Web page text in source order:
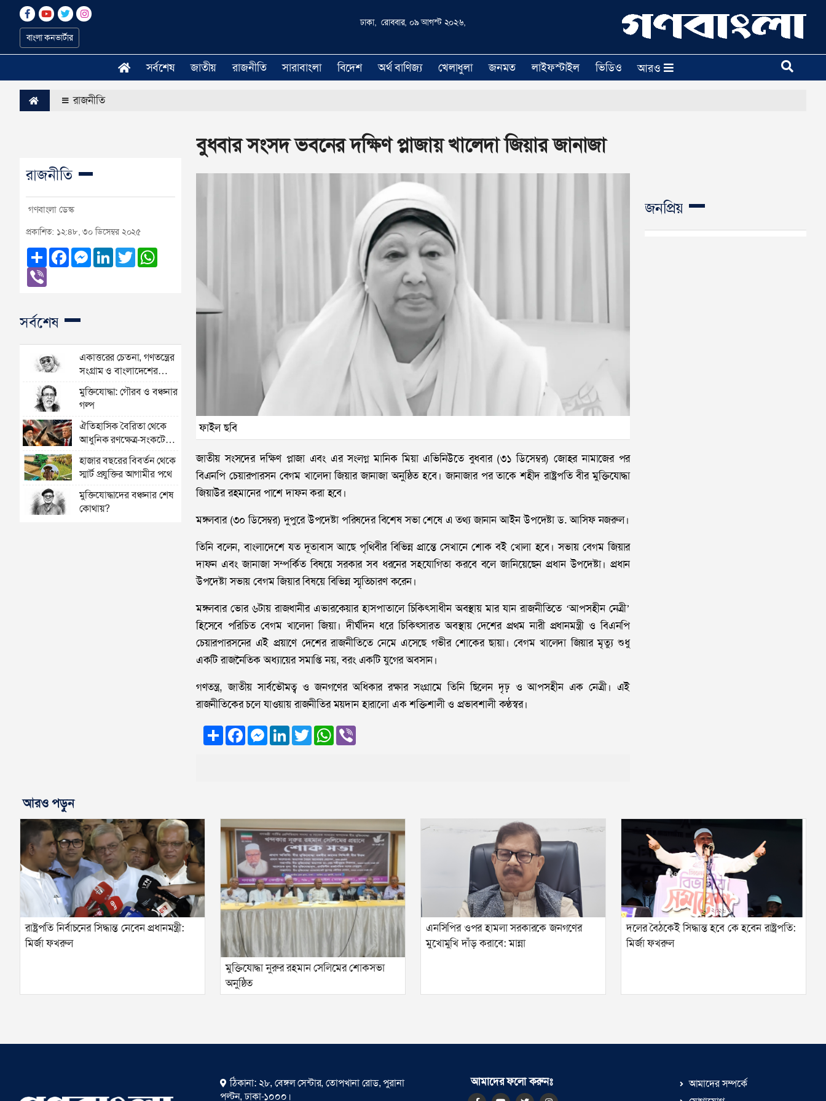
বাংলা কনভার্টার
ঢাকা, রোববার, ০৯ আগস্ট ২০২৬,
সর্বশেষ জাতীয় রাজনীতি সারাবাংলা বিদেশ অর্থ বাণিজ্য খেলাধুলা জনমত লাইফস্টাইল ভিডিও আরও
রাজনীতি
বুধবার সংসদ ভবনের দক্ষিণ প্লাজায় খালেদা জিয়ার জানাজা
রাজনীতি
গণবাংলা ডেস্ক
প্রকাশিত: ১২:৪৮, ৩০ ডিসেম্বর ২০২৫
ShareFacebookMessenger
LinkedIn
Twitter
সর্বশেষ
একাত্তরের চেতনা, গণতন্ত্রের
সংগ্রাম ও বাংলাদেশের
অভিযাত্রা
মুক্তিযোদ্ধা: গৌরব ও বঞ্চনার
গল্প
ঐতিহাসিক বৈরিতা থেকে
আধুনিক রণক্ষেত্র-সংকটের
গোলকধাঁধায় বিশ্ব
হাজার বছরের বিবর্তন থেকে
স্মার্ট প্রযুক্তির আগামীর পথে
মুক্তিযোদ্ধাদের বঞ্চনার শেষ
কোথায়?
ফাইল ছবি
জাতীয় সংসদের দক্ষিণ প্লাজা এবং এর সংলগ্ন মানিক মিয়া এভিনিউতে বুধবার (৩১ ডিসেম্বর) জোহর নামাজের পর
বিএনপি চেয়ারপারসন বেগম খালেদা জিয়ার জানাজা অনুষ্ঠিত হবে। জানাজার পর তাকে শহীদ রাষ্ট্রপতি বীর মুক্তিযোদ্ধা
জিয়াউর রহমানের পাশে দাফন করা হবে।
মঙ্গলবার (৩০ ডিসেম্বর) দুপুরে উপদেষ্টা পরিষদের বিশেষ সভা শেষে এ তথ্য জানান আইন উপদেষ্টা ড. আসিফ নজরুল।
তিনি বলেন, বাংলাদেশে যত দূতাবাস আছে পৃথিবীর বিভিন্ন প্রান্তে সেখানে শোক বই খোলা হবে। সভায় বেগম জিয়ার
দাফন এবং জানাজা সম্পর্কিত বিষয়ে সরকার সব ধরনের সহযোগিতা করবে বলে জানিয়েছেন প্রধান উপদেষ্টা। প্রধান
উপদেষ্টা সভায় বেগম জিয়ার বিষয়ে বিভিন্ন স্মৃতিচারণ করেন।
মঙ্গলবার ভোর ৬টায় রাজধানীর এভারকেয়ার হাসপাতালে চিকিৎসাধীন অবস্থায় মার যান রাজনীতিতে ‘আপসহীন নেত্রী’
হিসেবে পরিচিত বেগম খালেদা জিয়া। দীর্ঘদিন ধরে চিকিৎসারত অবস্থায় দেশের প্রথম নারী প্রধানমন্ত্রী ও বিএনপি
চেয়ারপারসনের এই প্রয়াণে দেশের রাজনীতিতে নেমে এসেছে গভীর শোকের ছায়া। বেগম খালেদা জিয়ার মৃত্যু শুধু
একটি রাজনৈতিক অধ্যায়ের সমাপ্তি নয়, বরং একটি যুগের অবসান।
গণতন্ত্র, জাতীয় সার্বভৌমত্ব ও জনগণের অধিকার রক্ষার সংগ্রামে তিনি ছিলেন দৃঢ় ও আপসহীন এক নেত্রী। এই
রাজনীতিকের চলে যাওয়ায় রাজনীতির ময়দান হারালো এক শক্তিশালী ও প্রভাবশালী কণ্ঠস্বর।
ShareFacebookMessenger
LinkedInTwitterWhatsApp
Viber
জনপ্রিয়
আরও পড়ুন
রাষ্ট্রপতি নির্বাচনের সিদ্ধান্ত নেবেন প্রধানমন্ত্রী:
মির্জা ফখরুল
মুক্তিযোদ্ধা নুরুর রহমান সেলিমের শোকসভা
অনুষ্ঠিত
এনসিপির ওপর হামলা সরকারকে জনগণের
মুখোমুখি দাঁড় করাবে: মান্না
দলের বৈঠকেই সিদ্ধান্ত হবে কে হবেন রাষ্ট্রপতি:
মির্জা ফখরুল
ঠিকানা: ২৮, বেঙ্গল সেন্টার, তোপখানা রোড, পুরানা
পল্টন, ঢাকা-১০০০।
আমাদের ফলো করুনঃ
আমাদের সম্পর্কে